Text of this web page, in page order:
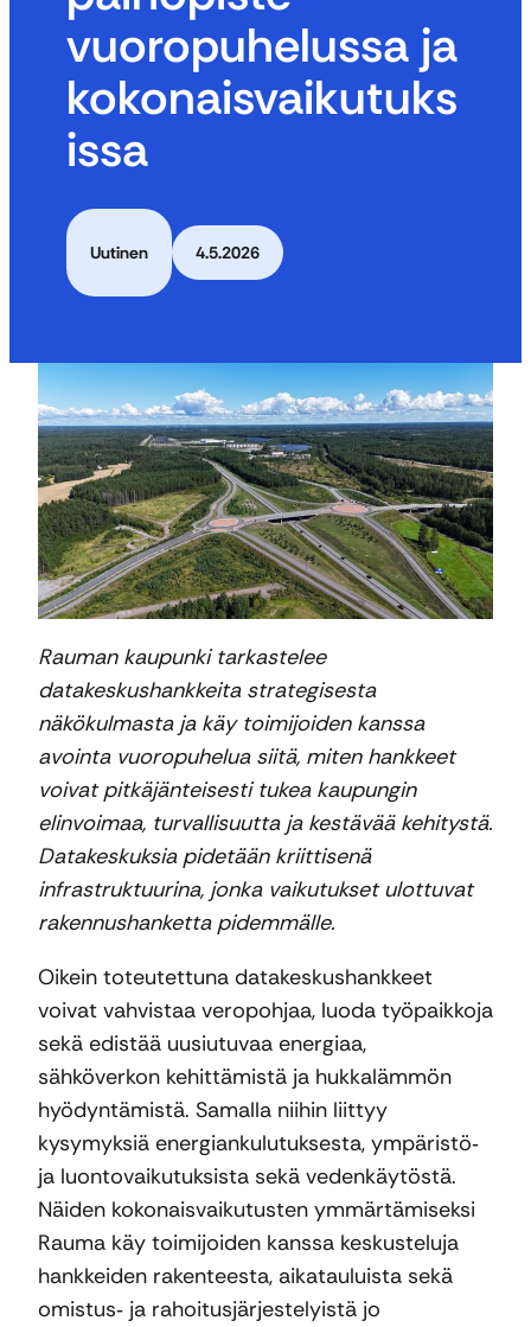
vuoropuhelussa ja
kokonaisvaikutuks
issa
Uutinen 4.5.2026
Rauman kaupunki tarkastelee
datakeskushankkeita strategisesta
näkökulmasta ja käy toimijoiden kanssa
avointa vuoropuhelua siitä, miten hankkeet
voivat pitkäjänteisesti tukea kaupungin
elinvoimaa, turvallisuutta ja kestävää kehitystä.
Datakeskuksia pidetään kriittisenä
infrastruktuurina, jonka vaikutukset ulottuvat
rakennushanketta pidemmälle.
Oikein toteutettuna datakeskushankkeet
voivat vahvistaa veropohjaa, luoda työpaikkoja
sekä edistää uusiutuvaa energiaa,
sähköverkon kehittämistä ja hukkalämmön
hyödyntämistä. Samalla niihin liittyy
kysymyksiä energiankulutuksesta, ympäristö‑
ja luontovaikutuksista sekä vedenkäytöstä.
Näiden kokonaisvaikutusten ymmärtämiseksi
Rauma käy toimijoiden kanssa keskusteluja
hankkeiden rakenteesta, aikatauluista sekä
omistus‑ ja rahoitusjärjestelyistä jo